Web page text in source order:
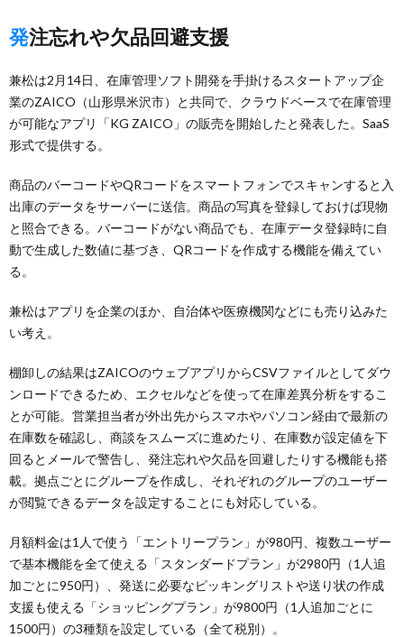
発注忘れや欠品回避支援
兼松は2月14日、在庫管理ソフト開発を手掛けるスタートアップ企
業のZAICO（山形県米沢市）と共同で、クラウドベースで在庫管理
が可能なアプリ「KG ZAICO」の販売を開始したと発表した。SaaS
形式で提供する。
商品のバーコードやQRコードをスマートフォンでスキャンすると入
出庫のデータをサーバーに送信。商品の写真を登録しておけば現物
と照合できる。バーコードがない商品でも、在庫データ登録時に自
動で生成した数値に基づき、QRコードを作成する機能を備えてい
る。
兼松はアプリを企業のほか、自治体や医療機関などにも売り込みた
い考え。
棚卸しの結果はZAICOのウェブアプリからCSVファイルとしてダウ
ンロードできるため、エクセルなどを使って在庫差異分析をするこ
とが可能。営業担当者が外出先からスマホやパソコン経由で最新の
在庫数を確認し、商談をスムーズに進めたり、在庫数が設定値を下
回るとメールで警告し、発注忘れや欠品を回避したりする機能も搭
載。拠点ごとにグループを作成し、それぞれのグループのユーザー
が閲覧できるデータを設定することにも対応している。
月額料金は1人で使う「エントリープラン」が980円、複数ユーザー
で基本機能を全て使える「スタンダードプラン」が2980円（1人追
加ごとに950円）、発送に必要なピッキングリストや送り状の作成
支援も使える「ショッピングプラン」が9800円（1人追加ごとに
1500円）の3種類を設定している（全て税別）。